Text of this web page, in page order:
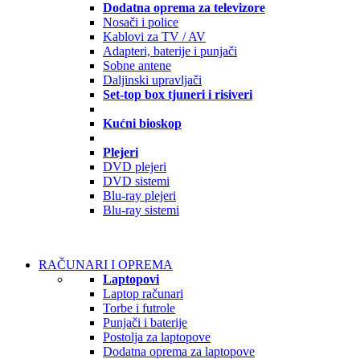
Dodatna oprema za televizore
Nosači i police
Kablovi za TV / AV
Adapteri, baterije i punjači
Sobne antene
Daljinski upravljači
Set-top box tjuneri i risiveri
Kućni bioskop
Plejeri
DVD plejeri
DVD sistemi
Blu-ray plejeri
Blu-ray sistemi
RAČUNARI I OPREMA
Laptopovi
Laptop računari
Torbe i futrole
Punjači i baterije
Postolja za laptopove
Dodatna oprema za laptopove